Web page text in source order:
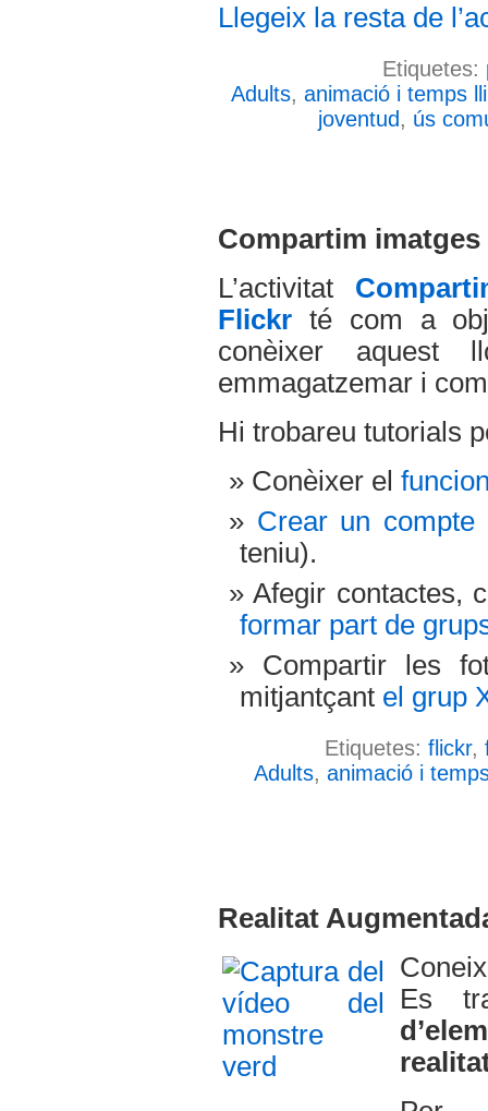
Llegeix la resta de
Etiquetes:
Adults, animació i temps
joventud , ús
Compartim imatges
L’activitat
Flickr té com a
conèixer aquest
emmagatzemar i
Hi trobareu tutorials
Conèixer el
Crear un compte
teniu).
Afegir contactes,
formar part de
Compartir les
mitjantçant el grup
Etiquetes: flickr,
Adults, animació i
Realitat
Es